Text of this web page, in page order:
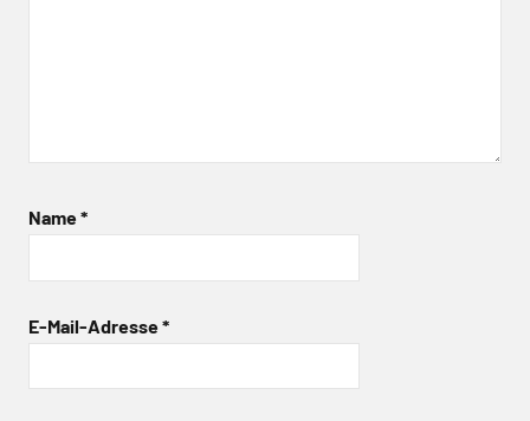
Name*
E-Mail-Adresse*